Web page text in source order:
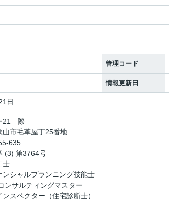
管理コード
情報更新日
日
21 際
山市毛革屋丁25番地
635
(3) 第3764号
士
ンシャルプランニング技能士
ンサルティングマスター
スペクター（住宅診断士）